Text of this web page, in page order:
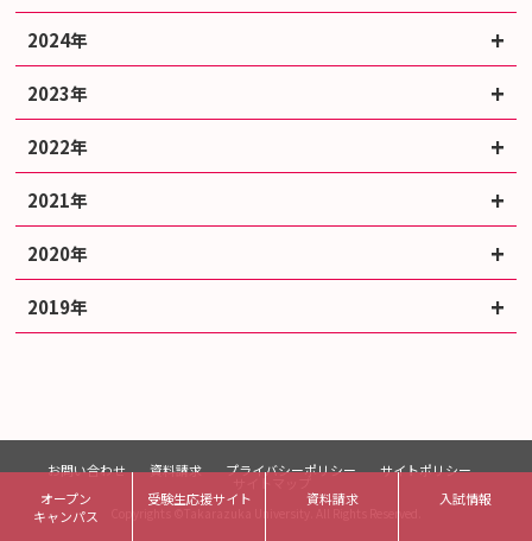
オープン
キャンパス
受験生応援サイト 資料請求 入試情報
2024年
2023年
2022年
2021年
2020年
2019年
お問い合わせ 資料請求 プライバシーポリシー サイトポリシー